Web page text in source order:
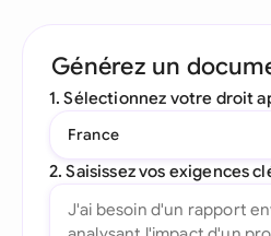
Générez un
1. Sélectionnez votre droit
France
2. Saisissez vos exigences